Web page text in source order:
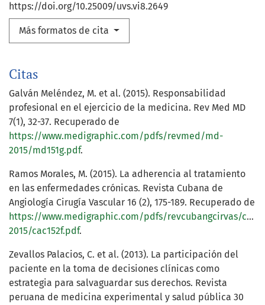
https://doi.org/10.25009/uvs.vi8.2649
Más formatos de cita
Citas
Galván Meléndez, M. et al. (2015). Responsabilidad
profesional en el ejercicio de la medicina. Rev Med MD
7(1), 32-37. Recuperado de
https://www.medigraphic.com/pdfs/revmed/md-
2015/md151g.pdf.
Ramos Morales, M. (2015). La adherencia al tratamiento
en las enfermedades crónicas. Revista Cubana de
Angiología Cirugía Vascular 16 (2), 175-189. Recuperado de
https://www.medigraphic.com/pdfs/revcubangcirvas/cac-
2015/cac152f.pdf.
Zevallos Palacios, C. et al. (2013). La participación del
paciente en la toma de decisiones clínicas como
estrategia para salvaguardar sus derechos. Revista
peruana de medicina experimental y salud pública 30